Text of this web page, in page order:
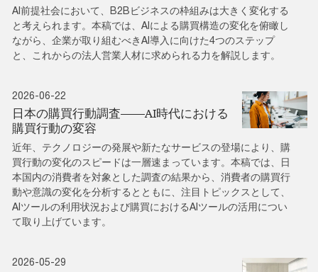
AI前提社会において、B2Bビジネスの枠組みは大きく変化する
と考えられます。本稿では、AIによる購買構造の変化を俯瞰し
ながら、企業が取り組むべきAI導入に向けた4つのステップ
と、これからの法人営業人材に求められる力を解説します。
2026-06-22
日本の購買行動調査――AI時代における
購買行動の変容
近年、テクノロジーの発展や新たなサービスの登場により、購
買行動の変化のスピードは一層速まっています。本稿では、日
本国内の消費者を対象とした調査の結果から、消費者の購買行
動や意識の変化を分析するとともに、注目トピックスとして、
AIツールの利用状況および購買におけるAIツールの活用につい
て取り上げています。
2026-05-29